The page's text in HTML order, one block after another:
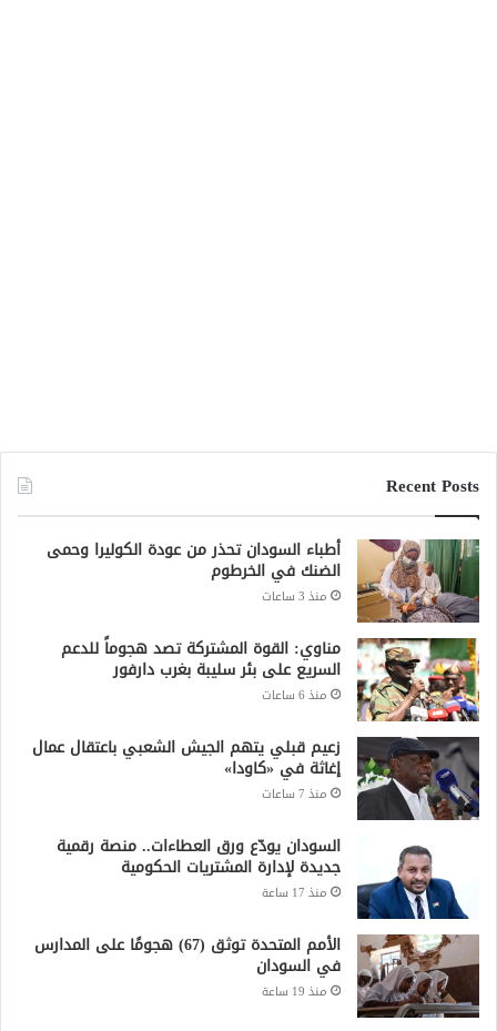
Recent Posts
أطباء السودان تحذر من عودة الكوليرا وحمى
الضنك في الخرطوم
منذ 3 ساعات
مناوي: القوة المشتركة تصد هجوماً للدعم
السريع على بئر سليبة بغرب دارفور
منذ 6 ساعات
زعيم قبلي يتهم الجيش الشعبي باعتقال عمال
إغاثة في «كاودا»
منذ 7 ساعات
السودان يودّع ورق العطاءات.. منصة رقمية
جديدة لإدارة المشتريات الحكومية
منذ 17 ساعة
الأمم المتحدة توثق (67) هجومًا على المدارس
في السودان
منذ 19 ساعة